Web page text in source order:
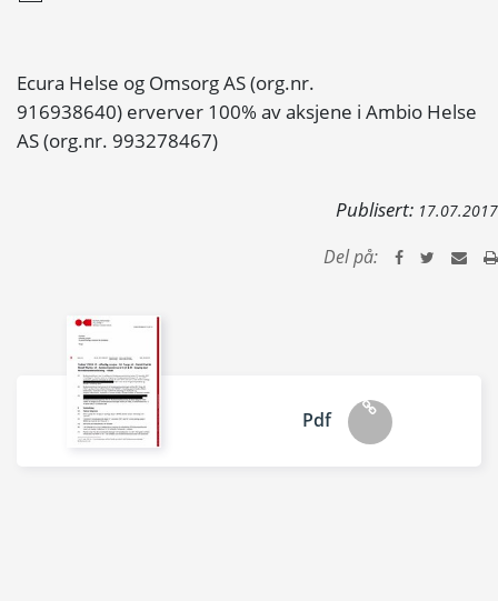
Ecura Helse og Omsorg AS (org.nr.
916938640) erverver 100% av aksjene i Ambio Helse
AS (org.nr. 993278467)
Publisert: 17.07.2017
Del på:
Pdf